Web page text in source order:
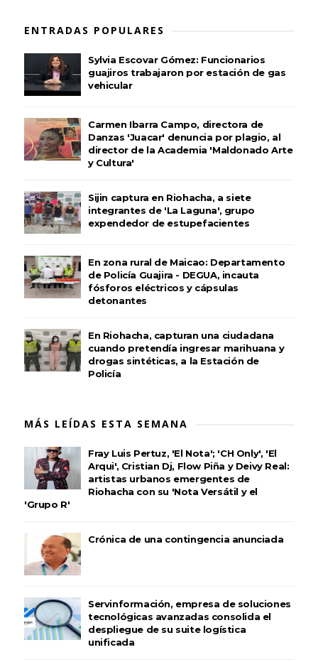
ENTRADAS POPULARES
Sylvia Escovar Gómez: Funcionarios
guajiros trabajaron por estación de gas
vehicular
Carmen Ibarra Campo, directora de
Danzas 'Juacar' denuncia por plagio, al
director de la Academia 'Maldonado Arte
y Cultura'
Sijin captura en Riohacha, a siete
integrantes de 'La Laguna', grupo
expendedor de estupefacientes
En zona rural de Maicao: Departamento
de Policía Guajira - DEGUA, incauta
fósforos eléctricos y cápsulas
detonantes
En Riohacha, capturan una ciudadana
cuando pretendía ingresar marihuana y
drogas sintéticas, a la Estación de
Policía
MÁS LEÍDAS ESTA SEMANA
Fray Luis Pertuz, 'El Nota'; 'CH Only', 'El
Arqui', Cristian Dj, Flow Piña y Deivy Real:
artistas urbanos emergentes de
Riohacha con su 'Nota Versátil y el
'Grupo R'
Crónica de una contingencia anunciada
Servinformación, empresa de soluciones
tecnológicas avanzadas consolida el
despliegue de su suite logística
unificada